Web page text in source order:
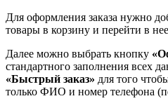
Для оформления заказа нужно
товары в корзину и перейти в
Далее можно выбрать кнопку
стандартного заполнения всех
«Быстрый заказ» для того
только ФИО и номер телефона